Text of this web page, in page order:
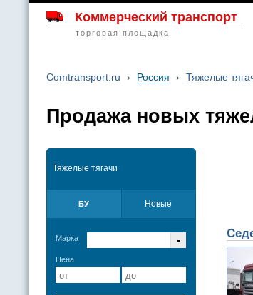
Коммерческий транспорт
торговая площадка
Comtransport.ru › Россия › Тяжелые
Продажа новых
Тяжелые тягачи
БУ Новые
Марка
Цена